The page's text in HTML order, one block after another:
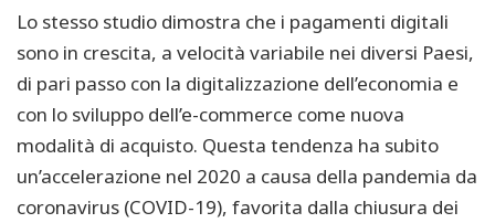
Lo stesso studio dimostra che i pagamenti digitali
sono in crescita, a velocità variabile nei diversi Paesi,
di pari passo con la digitalizzazione dell’economia e
con lo sviluppo dell’e-commerce come nuova
modalità di acquisto. Questa tendenza ha subito
un’accelerazione nel 2020 a causa della pandemia da
coronavirus (COVID-19), favorita dalla chiusura dei